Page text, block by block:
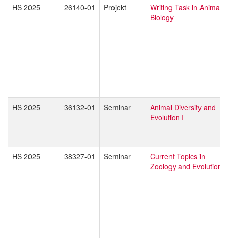
HS 2025 26140-01 Projekt
Writing Task in Animal
Biology
HS 2025 36132-01 Seminar
Animal Diversity and
Evolution I
HS 2025 38327-01 Seminar
Current Topics in
Zoology and Evolution